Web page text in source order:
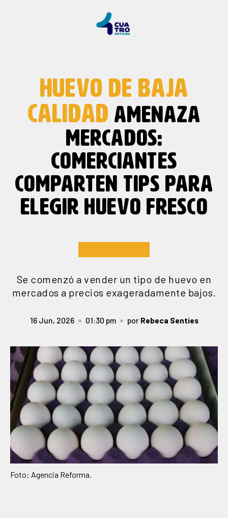
HUEVO DE BAJA
CALIDAD AMENAZA
MERCADOS:
COMERCIANTES
COMPARTEN TIPS PARA
ELEGIR HUEVO FRESCO
Se comenzó a vender un tipo de huevo en
mercados a precios exageradamente bajos.
16 Jun, 2026 01:30 pm por Rebeca Senties
Foto: Agencia Reforma.